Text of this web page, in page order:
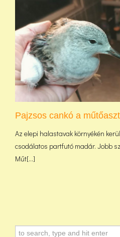
Pajzsos cankó a
Az elepi halastavak környékén
csodálatos partfutó madár. Jobb
Műt[...]